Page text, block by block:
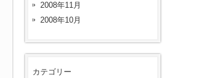
2008年11月
2008年10月
カテゴリー